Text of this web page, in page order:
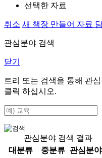
선택한 자료
취소 새 책장 만들어 자료 담
관심분야 검색
닫기
트리 또는 검색을 통해 관
클릭 하십시오.
관심분야 검색 결과
대분류
중분류
관심분